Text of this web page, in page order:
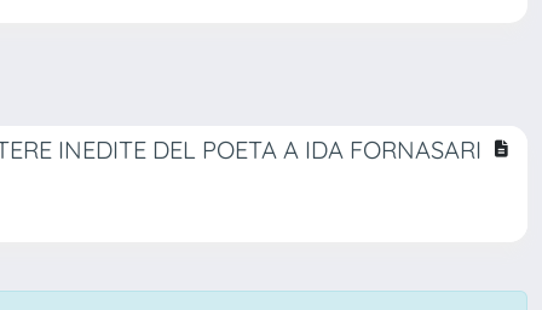
INEDITE DEL POETA A IDA FORNASARI